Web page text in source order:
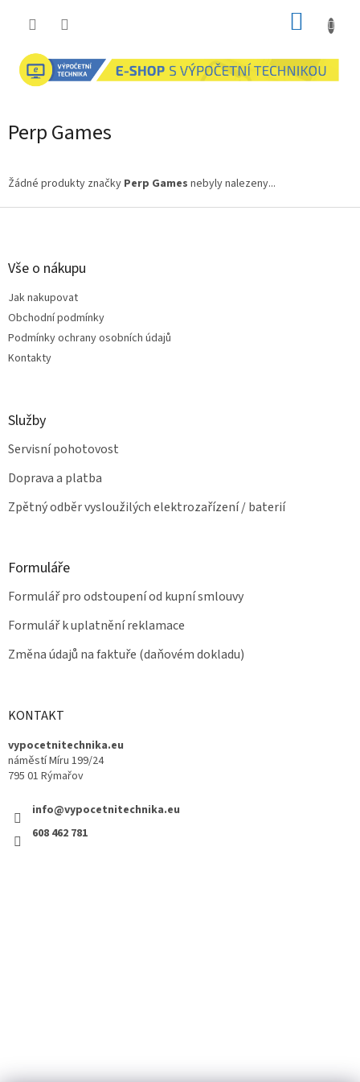
Perp Games
Žádné produkty značky Perp Games nebyly nalezeny...
Z
Vše o nákupu
Jak nakupovat
Obchodní podmínky
Podmínky ochrany osobních údajů
Kontakty
Služby
Servisní pohotovost
Doprava a platba
Zpětný odběr vysloužilých elektrozařízení / baterií
Formuláře
Formulář pro odstoupení od kupní smlouvy
Formulář k uplatnění reklamace
Změna údajů na faktuře (daňovém dokladu)
KONTAKT
vypocetnitechnika.eu
náměstí Míru 199/24
795 01 Rýmařov
info@vypocetnitechnika.eu
608 462 781